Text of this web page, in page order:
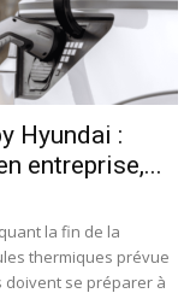
Hyundai :
entreprise,...
la fin de la
thermiques prévue
doivent se préparer à